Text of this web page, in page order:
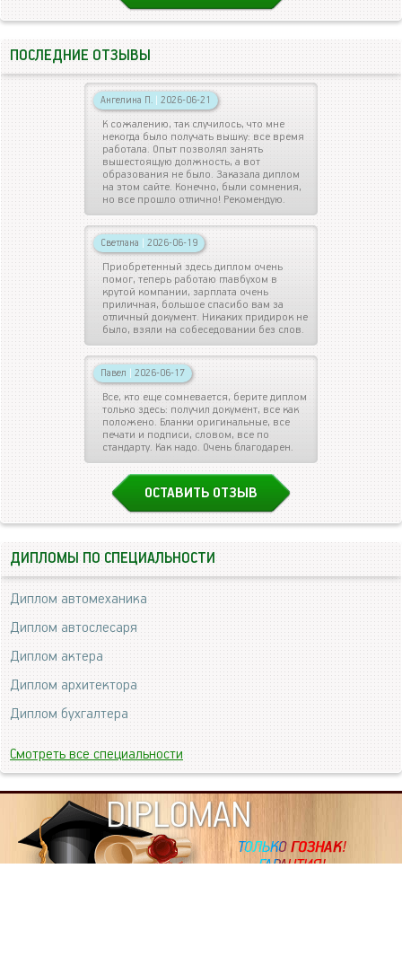
ПОСЛЕДНИЕ ОТЗЫВЫ
Ангелина П. | 2026-06-21
К сожалению, так случилось, что мне
некогда было получать вышку: все время
работала. Опыт позволял занять
вышестоящую должность, а вот
образования не было. Заказала диплом
на этом сайте. Конечно, были сомнения,
но все прошло отлично! Рекомендую.
Светлана | 2026-06-19
Приобретенный здесь диплом очень
помог, теперь работаю главбухом в
крутой компании, зарплата очень
приличная, большое спасибо вам за
отличный документ. Никаких придирок не
было, взяли на собеседовании без слов.
Павел | 2026-06-17
Все, кто еще сомневается, берите диплом
только здесь: получил документ, все как
положено. Бланки оригинальные, все
печати и подписи, словом, все по
стандарту. Как надо. Очень благодарен.
ОСТАВИТЬ ОТЗЫВ
ДИПЛОМЫ ПО СПЕЦИАЛЬНОСТИ
Диплом автомеханика
Диплом автослесаря
Диплом актера
Диплом архитектора
Диплом бухгалтера
Смотреть все специальности
DIPLOMAN